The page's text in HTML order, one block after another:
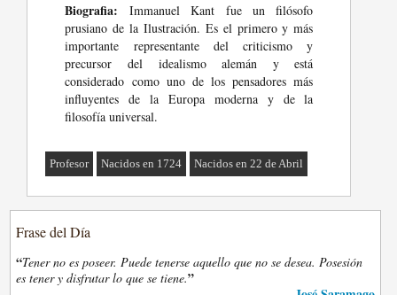
Biografia: Immanuel Kant fue un filósofo
prusiano de la Ilustración. Es el primero y más
importante representante del criticismo y
precursor del idealismo alemán y está
considerado como uno de los pensadores más
influyentes de la Europa moderna y de la
filosofía universal.
Profesor Nacidos en 1724 Nacidos en 22 de Abril
Frase del Día
“Tener no es poseer. Puede tenerse aquello que no se desea. Posesión
es tener y disfrutar lo que se tiene.”